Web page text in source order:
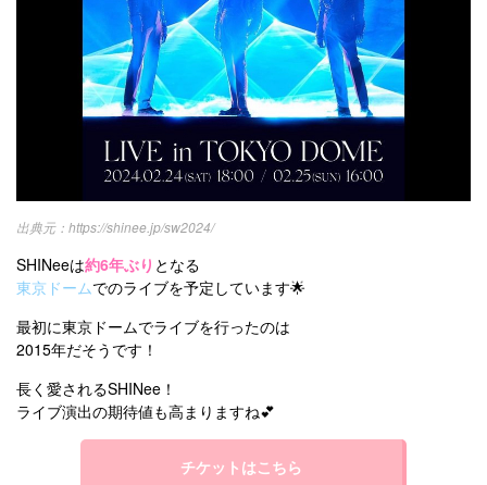
https://shinee.jp/sw2024/
SHINeeは約6年ぶり となる
東京ドームでのライブを予定しています🌟
最初に東京ドームでライブを行ったのは
2015年だそうです！
長く愛されるSHINee！
ライブ演出の期待値も高まりますね💕
チケットはこちら